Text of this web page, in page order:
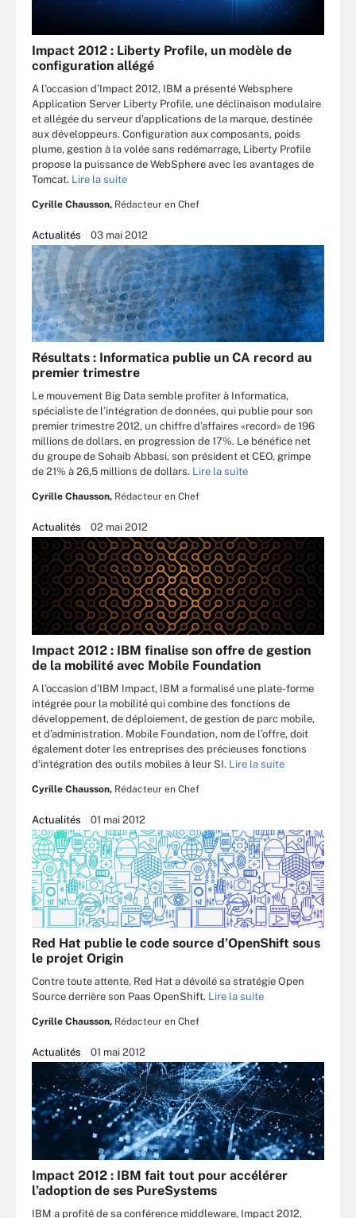
Impact 2012 : Liberty Profile, un modèle de
configuration allégé
A l’occasion d’Impact 2012, IBM a présenté Websphere
Application Server Liberty Profile, une déclinaison modulaire
et allégée du serveur d’applications de la marque, destinée
aux développeurs. Configuration aux composants, poids
plume, gestion à la volée sans redémarrage, Liberty Profile
propose la puissance de WebSphere avec les avantages de
Tomcat. Lire la suite
Cyrille Chausson, Rédacteur en Chef
Actualités 03 mai 2012
Résultats : Informatica publie un CA record au
premier trimestre
Le mouvement Big Data semble profiter à Informatica,
spécialiste de l’intégration de données, qui publie pour son
premier trimestre 2012, un chiffre d’affaires «record» de 196
millions de dollars, en progression de 17%. Le bénéfice net
du groupe de Sohaib Abbasi, son président et CEO, grimpe
de 21% à 26,5 millions de dollars. Lire la suite
Cyrille Chausson, Rédacteur en Chef
Actualités 02 mai 2012
Impact 2012 : IBM finalise son offre de gestion
de la mobilité avec Mobile Foundation
A l’occasion d’IBM Impact, IBM a formalisé une plate-forme
intégrée pour la mobilité qui combine des fonctions de
développement, de déploiement, de gestion de parc mobile,
et d’administration. Mobile Foundation, nom de l’offre, doit
également doter les entreprises des précieuses fonctions
d’intégration des outils mobiles à leur SI. Lire la suite
Cyrille Chausson, Rédacteur en Chef
Actualités 01 mai 2012
Red Hat publie le code source d’OpenShift sous
le projet Origin
Contre toute attente, Red Hat a dévoilé sa stratégie Open
Source derrière son Paas OpenShift. Lire la suite
Cyrille Chausson, Rédacteur en Chef
Actualités 01 mai 2012
Impact 2012 : IBM fait tout pour accélérer
l’adoption de ses PureSystems
IBM a profité de sa conférence middleware, Impact 2012,